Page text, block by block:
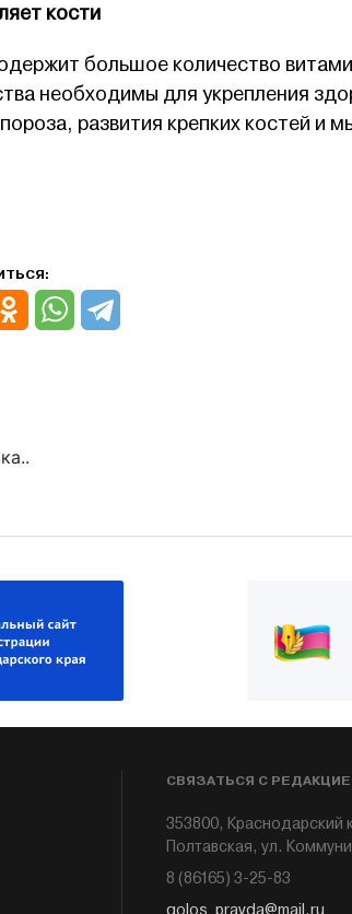
кости
большое количество
необходимы для укрепления
развития крепких костей и
СВЯЗАТЬСЯ С
353800, Краснодарский
Полтавская, ул.
8 (86165) 3-25-83
golos_pravda@mail.ru